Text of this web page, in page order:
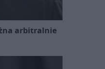
arbitralnie